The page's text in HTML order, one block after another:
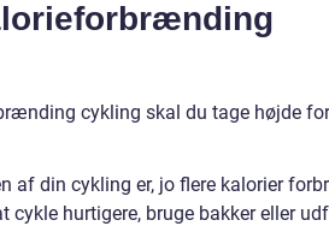
cykling skal du tage højde
af din cykling er, jo flere kalorier
cykle hurtigere, bruge bakker eller